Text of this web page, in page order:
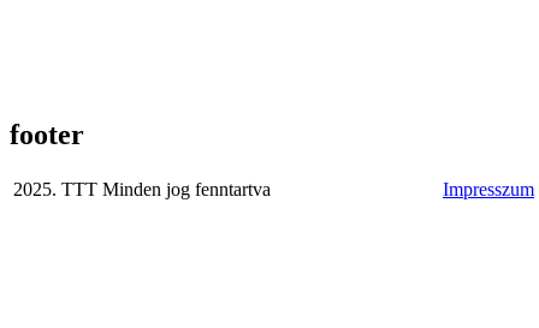
footer
2025. TTT Minden jog fenntartva Impresszum